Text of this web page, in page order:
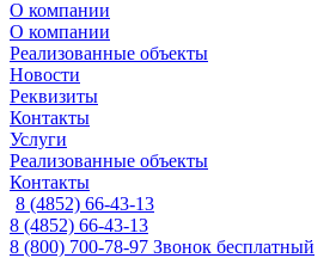
О компании
О компании
Реализованные объекты
Новости
Реквизиты
Контакты
Услуги
Реализованные объекты
Контакты
8 (4852) 66-43-13
8 (4852) 66-43-13
8 (800) 700-78-97 Звонок бесплатный